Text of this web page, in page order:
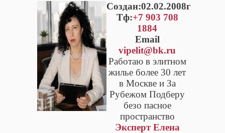
Cоздан:02.02.2008г
Тф:+7 903 708
1884
Email
vipelit@bk.ru
Работаю в элитном
жилье более 30 лет
в Москве и За
Рубежом Подберу
безо пасное
пространство
Эксперт Елена